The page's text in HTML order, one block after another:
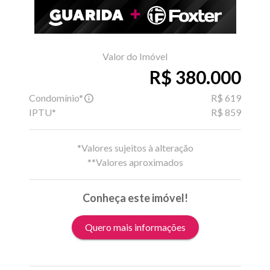
Valor do Imóvel
R$ 380.000
Condomínio*
R$ 619
IPTU*
R$ 859
*Valores sujeitos à alteração
**Valores aproximados
Conheça este imóvel!
Quero mais informações